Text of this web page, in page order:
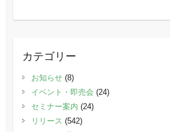
カテゴリー
お知らせ(8)
イベント・即売会 (24)
セミナー案内 (24)
リリース (542)